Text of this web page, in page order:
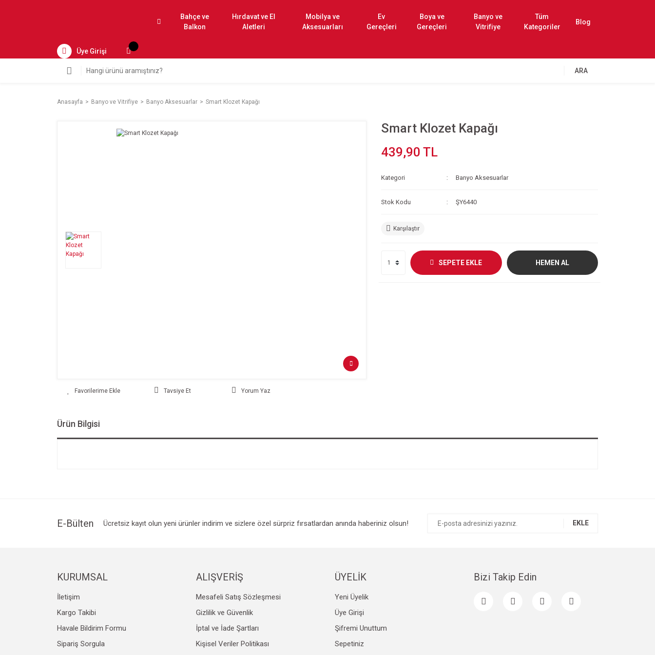
Bahçe ve
Balkon
Hırdavat ve El
Aletleri
Mobilya ve
Aksesuarları
Ev
Gereçleri
Boya ve
Gereçleri
Banyo ve
Vitrifiye
Tüm
Kategoriler
Blog
Üye Girişi
ARA
Anasayfa Banyo ve Vitrifiye Banyo Aksesuarlar Smart Klozet Kapağı
Tavsiye Et Yorum Yaz
Smart Klozet Kapağı
439,90 TL
Kategori Banyo Aksesuarlar
Stok Kodu ŞY6440
Karşılaştır
SEPETE EKLE HEMEN AL
Ürün Bilgisi
E-Bülten Ücretsiz kayıt olun yeni ürünler indirim ve sizlere özel sürpriz fırsatlardan anında haberiniz olsun! EKLE
KURUMSAL
İletişim
Kargo Takibi
Havale Bildirim Formu
Sipariş Sorgula
ALIŞVERİŞ
Mesafeli Satış Sözleşmesi
Gizlilik ve Güvenlik
İptal ve İade Şartları
Kişisel Veriler Politikası
ÜYELİK
Yeni Üyelik
Üye Girişi
Şifremi Unuttum
Sepetiniz
Bizi Takip Edin